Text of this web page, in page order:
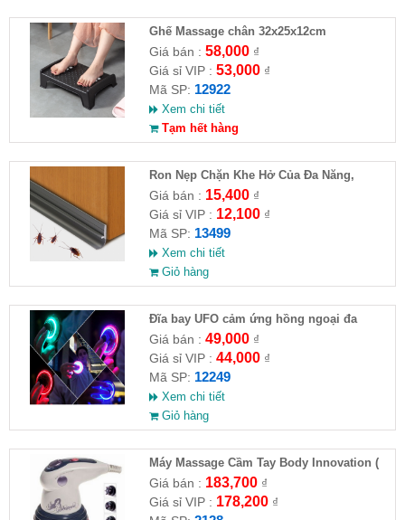
Ghế Massage chân 32x25x12cm
Giá bán : 58,000₫
Giá sỉ VIP : 53,000₫
Mã SP: 12922
Xem chi tiết
Tạm hết hàng
Ron Nẹp Chặn Khe Hở Của Đa Năng,
Chống Côn Trùng( HĐ )
Giá bán : 15,400₫
Giá sỉ VIP : 12,100₫
Mã SP: 13499
Xem chi tiết
Giỏ hàng
Đĩa bay UFO cảm ứng hồng ngoại đa
chiều tự động bay về
Giá bán : 49,000₫
Giá sỉ VIP : 44,000₫
Mã SP: 12249
Xem chi tiết
Giỏ hàng
Máy Massage Cầm Tay Body Innovation (
HĐ )
Giá bán : 183,700₫
Giá sỉ VIP : 178,200₫